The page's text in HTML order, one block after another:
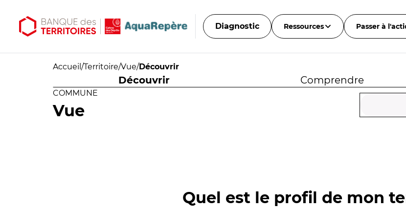
Diagnostic Ressources Passer à
Accueil /Territoire/Vue/Découvrir
Découvrir Comprendre
COMMUNE
Vue
Quel est le profil de mon